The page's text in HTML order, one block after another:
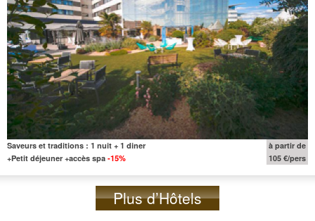
Saveurs et traditions : 1 nuit + 1 diner
+Petit déjeuner +accès spa -15%
à partir de
105 €/pers
Plus d’Hôtels